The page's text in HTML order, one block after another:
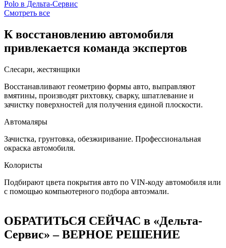
Смотреть все
К восстановлению автомобиля
привлекается команда экспертов
Слесари, жестянщики
Восстанавливают геометрию формы авто, выправляют
вмятины, производят рихтовку, сварку, шпатлевание и
зачистку поверхностей для получения единой плоскости.
Автомаляры
Зачистка, грунтовка, обезжиривание. Профессиональная
окраска автомобиля.
Колористы
Подбирают цвета покрытия авто по VIN-коду автомобиля или
с помощью компьютерного подбора автоэмали.
ОБРАТИТЬСЯ СЕЙЧАС в «Дельта-
Сервис» – ВЕРНОЕ РЕШЕНИЕ